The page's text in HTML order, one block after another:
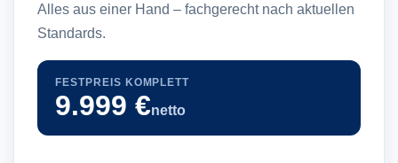
Alles aus einer Hand – fachgerecht nach aktuellen
Standards.
FESTPREIS KOMPLETT
9.999 €netto